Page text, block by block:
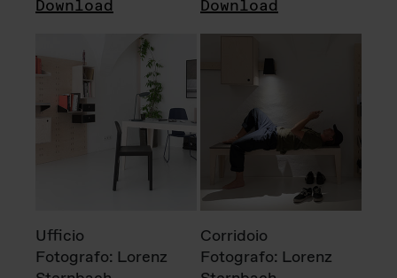
Download Download
Ufficio
Fotografo: Lorenz
Corridoio
Fotografo: Lorenz